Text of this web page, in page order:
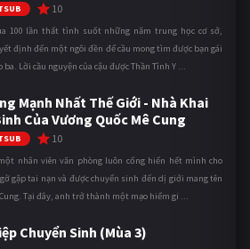
10
100 lần thất tình suốt những năm trung học cơ sở,
định đến một ngôi đền để cầu mong tìm được bạn gái
ba. Lời cầu nguyện của cậu được Thần Tình Y ...
Mạnh Nhất Thế Giới - Nhà Khai
Của Vương Quốc Mê Cung
10
nhân viên văn phòng luôn cống hiến hết mình cho
gặp tai nạn và được chuyển sinh đến dị giới mang tên
Tại đây, anh trở thành một mạo hiểm gi ...
Chuyển Sinh (Mùa 3)